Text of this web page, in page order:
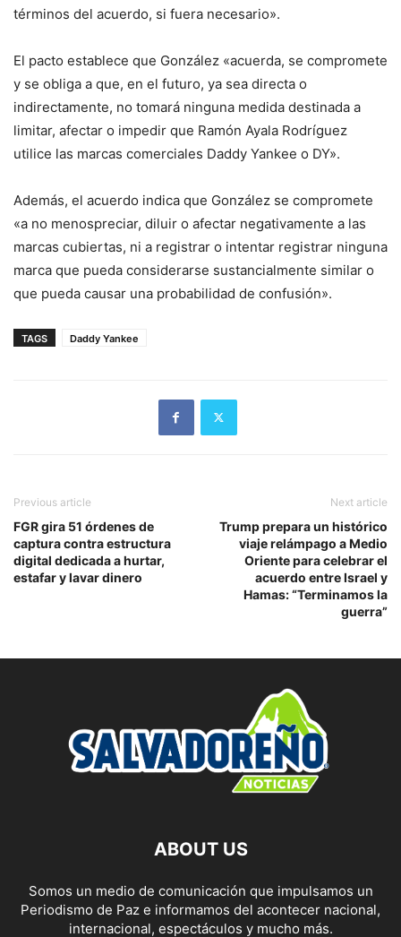
términos del acuerdo, si fuera necesario».
El pacto establece que González «acuerda, se compromete
y se obliga a que, en el futuro, ya sea directa o
indirectamente, no tomará ninguna medida destinada a
limitar, afectar o impedir que Ramón Ayala Rodríguez
utilice las marcas comerciales Daddy Yankee o DY».
Además, el acuerdo indica que González se compromete
«a no menospreciar, diluir o afectar negativamente a las
marcas cubiertas, ni a registrar o intentar registrar ninguna
marca que pueda considerarse sustancialmente similar o
que pueda causar una probabilidad de confusión».
TAGS Daddy Yankee
Previous article
FGR gira 51 órdenes de
captura contra estructura
digital dedicada a hurtar,
estafar y lavar dinero
Next article
Trump prepara un histórico
viaje relámpago a Medio
Oriente para celebrar el
acuerdo entre Israel y
Hamas: “Terminamos la
guerra”
ABOUT US
Somos un medio de comunicación que impulsamos un
Periodismo de Paz e informamos del acontecer nacional,
internacional, espectáculos y mucho más.